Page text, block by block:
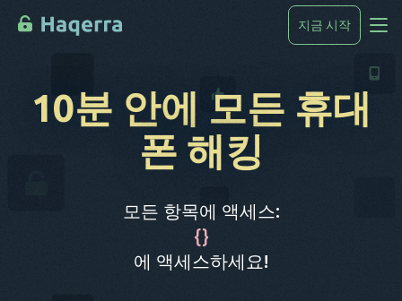
해킹하는 법
디바이스 리스트
지금 시작
10분 안에 모든 휴대
폰 해킹
모든 항목에 액세스:
{}
에 액세스하세요!